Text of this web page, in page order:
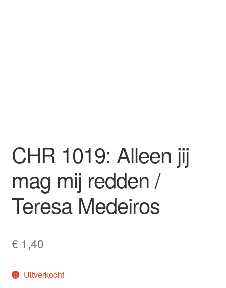
CHR 1019: Alleen jij
mag mij redden /
Teresa Medeiros
€ 1,40
Uitverkocht